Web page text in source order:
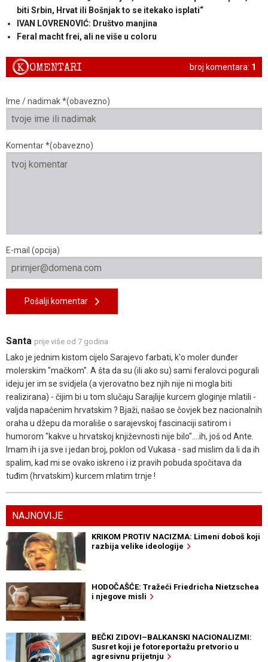
biti Srbin, Hrvat ili Bošnjak to se itekako isplati“
IVAN LOVRENOVIĆ: Društvo manjina
Feral macht frei, ali ne više u coloru
broj komentara: 1
KOMENTARI
Ime / nadimak *(obavezno)
Komentar *(obavezno)
E-mail (opcija)
Pošalji komentar
Santa prije više od 7 godina
Lako je jednim kistom cijelo Sarajevo farbati, k'o moler dunđer
molerskim "mačkom". A šta da su (ili ako su) sami feralovci pogurali
ideju jer im se svidjela (a vjerovatno bez njih nije ni mogla biti
realizirana) - čijim bi u tom slučaju Sarajlije kurcem gloginje mlatili -
valjda napaćenim hrvatskim ? Bjaži, našao se čovjek bez nacionalnih
oraha u džepu da morališe o sarajevskoj fascinaciji satirom i
humorom "kakve u hrvatskoj književnosti nije bilo"....ih, još od Ante.
Imam ih i ja sve i jedan broj, poklon od Vukasa - sad mislim da li da ih
spalim, kad mi se ovako iskreno i iz pravih pobuda spočitava da
tuđim (hrvatskim) kurcem mlatim trnje !
NAJNOVIJE
KRIKOM PROTIV NACIZMA: Limeni doboš koji
razbija velike ideologije
HODOČAŠĆE: Tražeći Friedricha Nietzschea
i njegove misli
BEČKI ZIDOVI–BALKANSKI NACIONALIZMI:
Susret koji je fotoreportažu pretvorio u
agresivnu prijetnju